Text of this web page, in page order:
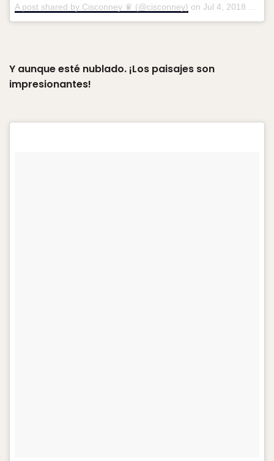
A post shared by Cisconney ♛ (@cisconney) on Jul 4, 2018 at 10:14am PDT
Y aunque esté nublado. ¡Los paisajes son
impresionantes!